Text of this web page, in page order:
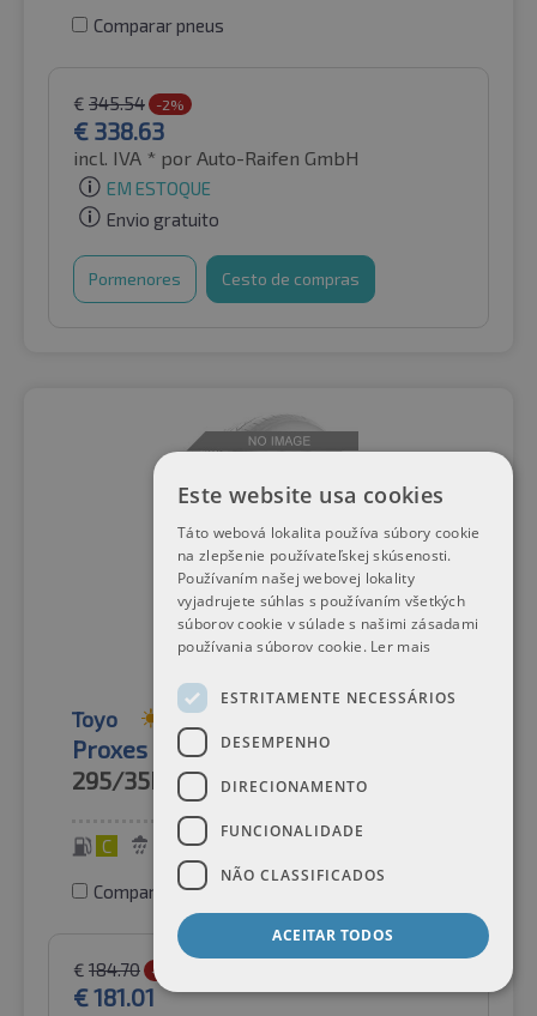
Comparar pneus
€ 345.54 -2%
€ 338.63
incl. IVA * por Auto-Raifen GmbH
EM ESTOQUE
Envio gratuito
Pormenores Cesto de compras
Toyo Pneus de verão
Proxes Sport 2 XL
295/35R20105Y
C
Comparar pneus
€ 184.70 -2%
€181.01
Este website usa cookies
Táto webová lokalita používa súbory cookie
na zlepšenie používateľskej skúsenosti.
Používaním našej webovej lokality
vyjadrujete súhlas s používaním všetkých
súborov cookie v súlade s našimi zásadami
používania súborov cookie. Ler mais
ESTRITAMENTE NECESSÁRIOS
DESEMPENHO
DIRECIONAMENTO
FUNCIONALIDADE
NÃO CLASSIFICADOS
ACEITAR TODOS